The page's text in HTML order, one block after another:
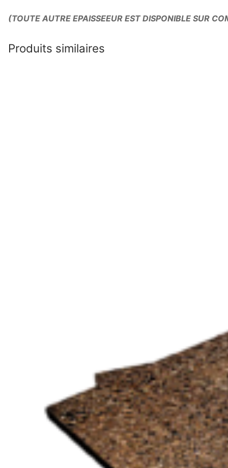
(TOUTE AUTRE EPAISSEEUR EST DISPONIBLE SUR
Produits similaires